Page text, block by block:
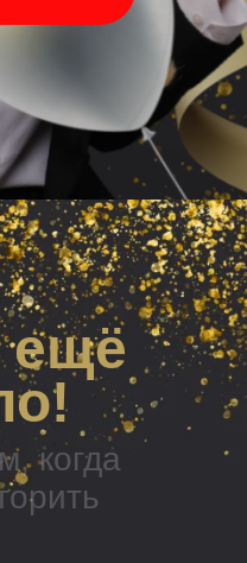
ещё
когда